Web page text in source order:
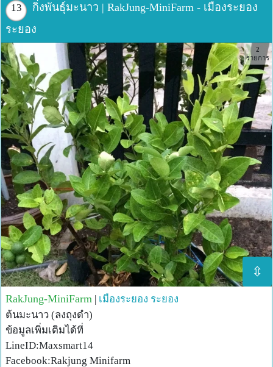
มะนาวนาวเป็นผลไม้ที่มีกรดอินทรีย์หลาย ๆชนิด เช่น กรมมา
ลิค ผิวมะนาว มีวิตตามิลเอ และซี อีกทั้งมีธาตุแคลเซี่ยมและ
พันธุ์มะนาวที่นิยมปลูกในประเทศไทย ได้แก่ มะนาวไข่ มะนาว
แป้น มะนาวหนัง มะนาวทราย มะนาวตาฮิติ มะนาวหวาน
มะนาวปีนัง มะนาวเตี้ย
ที่มา www.th.wikipedia.org/wiki/
มะนาวแป้นรำไพดกๆ
มะนาวแป้นรำไพ ลูกมะนาว มะนาวแป้น
มะนาวแป้นรำไพ ภาพนี้ก็ดกใช่ย่อย ทำให้กิ่งมะนาวแป้นรำไพ
โน้มลงมา กิ่งมะนามแทบจะหักมะนาวแป้นรำไพ ลูกมะนาว
มะนาวแป้น
ภานนี้ก็เป็นผลมะนาวแป้นรำไพเช่นกัน ดกมาก ๆ
มะนาวแป้นรำไพ ลูกมะนาว มะนาวแป้น
ยินดีต้อนรับสู่ ไร่ห้วยค้างพลู เป็นไร่ผสมผสาน เป็นไร่อินทรีย์
เน้นเรื่องปลอดสารพิษ เพราะเห็นความสำคัญของเรื่องสุขภาพ
ดังนั้นผลผลิตที่ได้มาจึงมีไม่มากแต่เป็นผลผลิตที่มีคุณภาพ
และปลอดสารพิษ ซึ่งเหมาะกับคนที่รักสุขภาพชอบดูแลตัวเอง
จำหน่ายกล้วยน้ำว้า หน่อกล้วยน้ำว้าหายาก หน่อกล้วยเล็บมือ
นาง หน่อกล้วยพันธุ์มะลิอ่อง หน่อกล้วยงาช้าง หน่อกล้วยหอม
ทอง หน่อกล้วยน้ำว้าพันธุ์ทั่วไป หน่อกล้วยน้ำว้าปากช่อง 50
หน่อกล้วยไข่
13
กิ่งพันธุ์มะนาว | RakJung-MiniFarm - เมืองระยอง
ระยอง
⇳
2
รายการ
RakJung-MiniFarm | เมืองระยอง ระยอง
ต้นมะนาว (ลงถุงดำ)
ข้อมูลเพิ่มเติมได้ที่
LineID:Maxsmart14
Facebook:Rakjung Minifarm